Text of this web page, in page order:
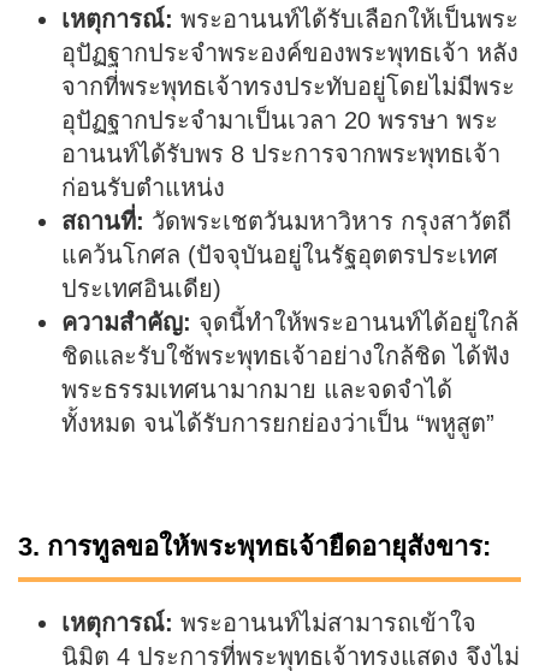
เหตุการณ์: พระอานนท์ได้รับเลือกให้เป็นพระ
อุปัฏฐากประจำพระองค์ของพระพุทธเจ้า หลัง
จากที่พระพุทธเจ้าทรงประทับอยู่โดยไม่มีพระ
อุปัฏฐากประจำมาเป็นเวลา 20 พรรษา พระ
อานนท์ได้รับพร 8 ประการจากพระพุทธเจ้า
ก่อนรับตำแหน่ง
สถานที่: วัดพระเชตวันมหาวิหาร กรุงสาวัตถี
แคว้นโกศล (ปัจจุบันอยู่ในรัฐอุตตรประเทศ
ประเทศอินเดีย)
ความสำคัญ: จุดนี้ทำให้พระอานนท์ได้อยู่ใกล้
ชิดและรับใช้พระพุทธเจ้าอย่างใกล้ชิด ได้ฟัง
พระธรรมเทศนามากมาย และจดจำได้
ทั้งหมด จนได้รับการยกย่องว่าเป็น “พหูสูต”
3. การทูลขอให้พระพุทธเจ้ายืดอายุสังขาร:
เหตุการณ์: พระอานนท์ไม่สามารถเข้าใจ
นิมิต 4 ประการที่พระพุทธเจ้าทรงแสดง จึงไม่